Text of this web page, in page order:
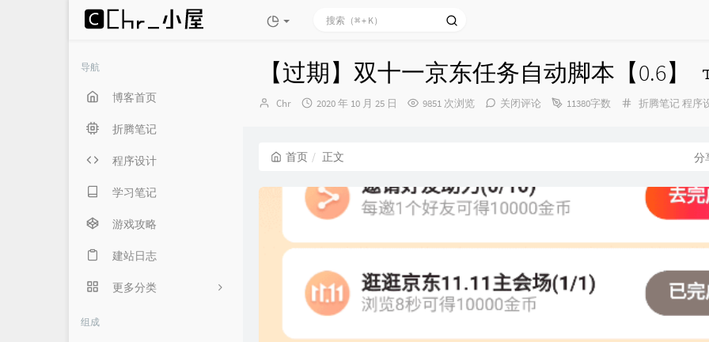
导航
博客首页
折腾笔记
程序设计
学习笔记
游戏攻略
建站日志
更多分类
组成
【过期】双十一京东任务自动脚本【0.6】
博
Chr
发
2020 年 10 月 25 日 9851 次浏览 关闭评论 11380字数
分
折腾笔记程序
首页 正文 分